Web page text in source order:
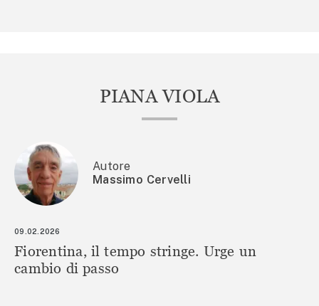
PIANA VIOLA
Autore
Massimo Cervelli
09.02.2026
Fiorentina, il tempo stringe. Urge un
cambio di passo